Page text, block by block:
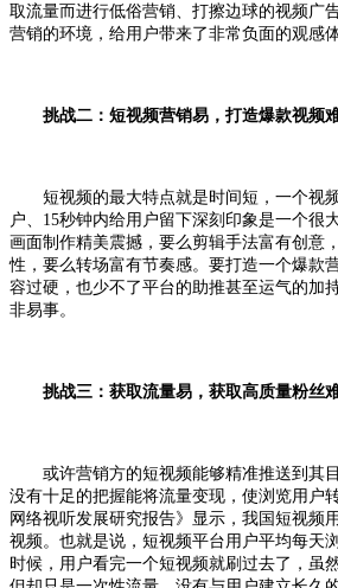
取流量而进行低俗营销、打擦边球的视频广
营销的环境，给用户带来了非常负面的观感体
挑战二：短视频营销易，打造爆款视频
短视频的最大特点就是时间短，一个视频
户、15秒钟内给用户留下深刻印象是一个很
画面制作精美震撼，要么剪辑手法富有创意
性，要么转场富有节奏感。要打造一个爆款
容过硬，也少不了平台的助推甚至运气的加
非易事。
挑战三：获取流量易，获取高质量粉丝
或许营销方的短视频能够精准推送到其
没有十足的把握能将流量变现，使浏览用户
网络视听发展研究报告》显示，我国短视频
视频。也就是说，短视频平台用户平均每天
时候，用户看完一个短视频就刷过去了，虽